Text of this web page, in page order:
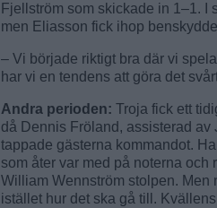
Fjellström som skickade in 1–1. I
men Eliasson fick ihop
– Vi började riktigt bra där vi
har vi en tendens att göra det
Andra perioden: Troja fick ett
då Dennis Fröland, assisterad
tappade gästerna kommandot.
som åter var med på noterna och
William Wennström stolpen. Men
istället hur det ska gå till.